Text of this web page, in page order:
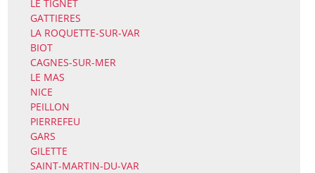
LE TIGNET
GATTIERES
LA ROQUETTE-SUR-VAR
BIOT
CAGNES-SUR-MER
LE MAS
NICE
PEILLON
PIERREFEU
GARS
GILETTE
SAINT-MARTIN-DU-VAR